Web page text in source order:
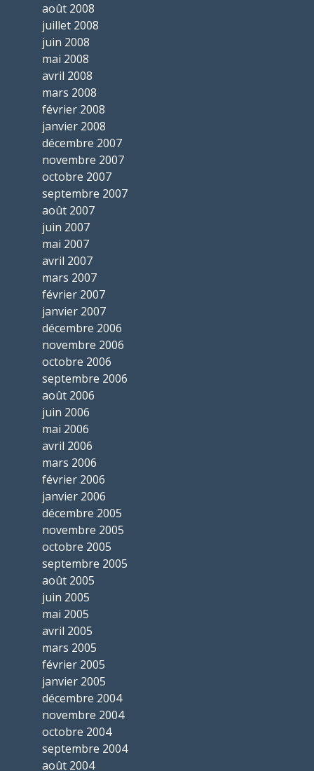
août 2008
juillet 2008
juin 2008
mai 2008
avril 2008
mars 2008
février 2008
janvier 2008
décembre 2007
novembre 2007
octobre 2007
septembre 2007
août 2007
juin 2007
mai 2007
avril 2007
mars 2007
février 2007
janvier 2007
décembre 2006
novembre 2006
octobre 2006
septembre 2006
août 2006
juin 2006
mai 2006
avril 2006
mars 2006
février 2006
janvier 2006
décembre 2005
novembre 2005
octobre 2005
septembre 2005
août 2005
juin 2005
mai 2005
avril 2005
mars 2005
février 2005
janvier 2005
décembre 2004
novembre 2004
octobre 2004
septembre 2004
août 2004